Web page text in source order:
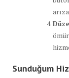
Sunduğum